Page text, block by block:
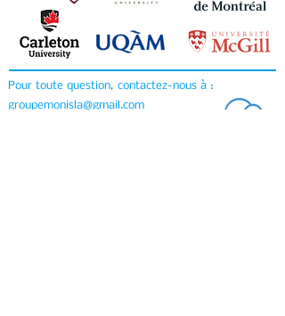
Pour toute question, contactez-nous à :
groupemonisla@gmail.com